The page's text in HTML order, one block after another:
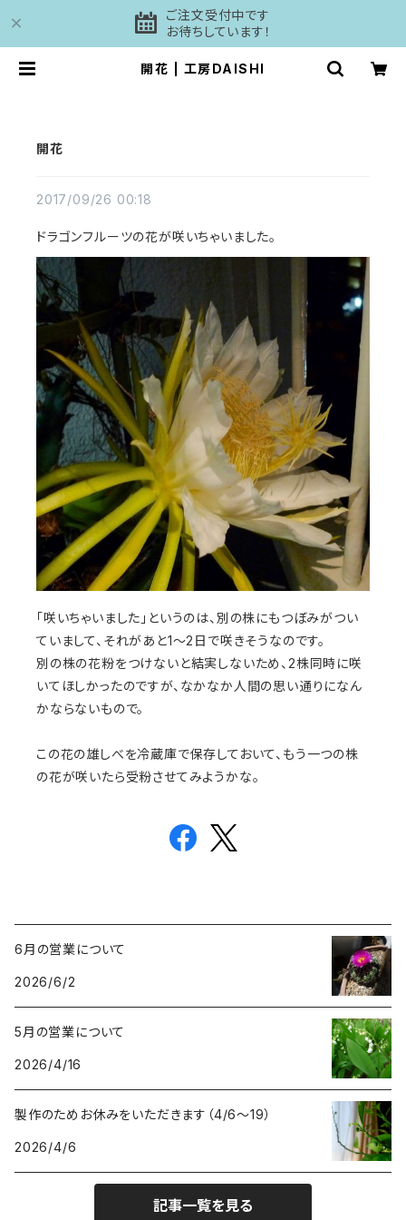
ご注文受付中です
お待ちしています！
開花 | 工房DAISHI
開花
2017/09/26 00:18
ドラゴンフルーツの花が咲いちゃいました。
「咲いちゃいました」というのは、別の株にもつぼみがつい
ていまして、それがあと1〜2日で咲きそうなのです。
別の株の花粉をつけないと結実しないため、2株同時に咲
いてほしかったのですが、なかなか人間の思い通りになん
かならないもので。
この花の雄しべを冷蔵庫で保存しておいて、もう一つの株
の花が咲いたら受粉させてみようかな。
6月の営業について
2026/6/2
5月の営業について
2026/4/16
製作のためお休みをいただきます（4/6〜19）
2026/4/6
記事一覧を見る